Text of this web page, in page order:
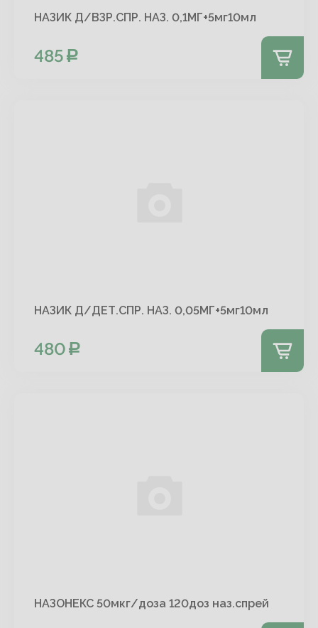
НАЗИК Д/ВЗР.СПР. НАЗ. 0,1МГ+5мг10мл
485
НАЗИК Д/ДЕТ.СПР. НАЗ. 0,05МГ+5мг10мл
480
НАЗОНЕКС 50мкг/доза 120доз наз.спрей